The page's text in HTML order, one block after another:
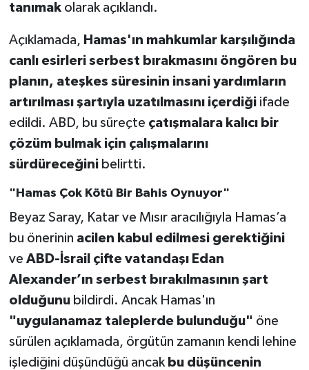
tanımakolarak açıklandı.
Açıklamada, Hamas'ın mahkumlar karşılığında
canlı esirleri serbest bırakmasını öngören bu
planın, ateşkes süresinin insani yardımların
artırılması şartıyla uzatılmasını içerdiğiifade
edildi. ABD, bu süreçte çatışmalara kalıcı bir
çözüm bulmak için çalışmalarını
sürdüreceğinibelirtti.
"Hamas Çok Kötü Bir Bahis Oynuyor"
Beyaz Saray, Katar ve Mısır aracılığıyla Hamas’a
bu önerinin acilen kabul edilmesi gerektiğini
ve ABD-İsrail çifte vatandaşı Edan
Alexander’ın serbest bırakılmasının şart
olduğunubildirdi. Ancak Hamas'ın
"uygulanamaz taleplerde bulunduğu" öne
sürülen açıklamada, örgütün zamanın kendi lehine
işlediğini düşündüğü ancak bu düşüncenin